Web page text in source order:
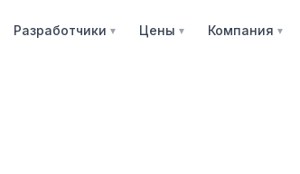
Разработчики ▼ Цены ▼ Компания ▼